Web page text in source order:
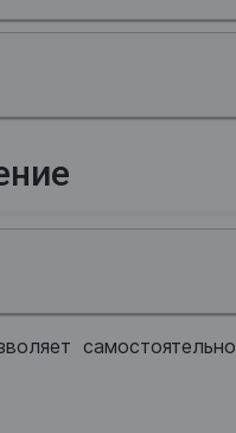
самостоятельно